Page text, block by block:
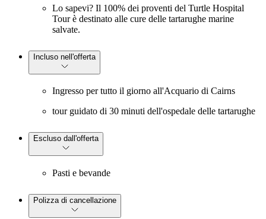
Lo sapevi? Il 100% dei proventi del Turtle Hospital
Tour è destinato alle cure delle tartarughe marine
salvate.
Incluso nell'offerta
Ingresso per tutto il giorno all'Acquario di Cairns
tour guidato di 30 minuti dell'ospedale delle tartarughe
Escluso dall'offerta
Pasti e bevande
Polizza di cancellazione